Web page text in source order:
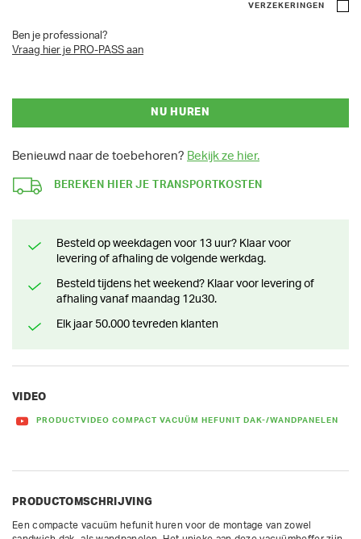
VERZEKERINGEN
Ben je professional?
Vraag hier je PRO-PASS aan
NU HUREN
Benieuwd naar de toebehoren? Bekijk ze hier.
BEREKEN HIER JE TRANSPORTKOSTEN
Besteld op weekdagen voor 13 uur? Klaar voor
levering of afhaling de volgende werkdag.
Besteld tijdens het weekend? Klaar voor levering of
afhaling vanaf maandag 12u30.
Elk jaar 50.000 tevreden klanten
VIDEO
PRODUCTVIDEO COMPACT VACUÜM HEFUNIT DAK-/WANDPANELEN
PRODUCTOMSCHRIJVING
Een compacte vacuüm hefunit huren voor de montage van zowel